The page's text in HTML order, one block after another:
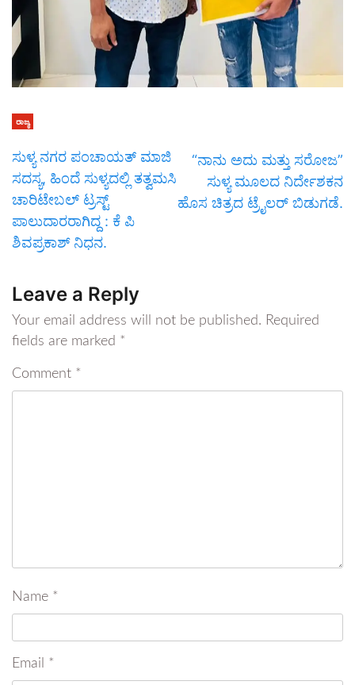
ರಾಜ್ಯ
ಸುಳ್ಯ ನಗರ ಪಂಚಾಯತ್ ಮಾಜಿ
ಸದಸ್ಯ, ಹಿಂದೆ ಸುಳ್ಯದಲ್ಲಿ ತತ್ವಮಸಿ
ಚಾರಿಟೇಬಲ್ ಟ್ರಸ್ಟ್
ಪಾಲುದಾರರಾಗಿದ್ದ : ಕೆ ಪಿ
ಶಿವಪ್ರಕಾಶ್ ನಿಧನ.
“ನಾನು ಅದು ಮತ್ತು ಸರೋಜ”
ಸುಳ್ಯ ಮೂಲದ ನಿರ್ದೇಶಕನ
ಹೊಸ ಚಿತ್ರದ ಟ್ರೈಲರ್ ಬಿಡುಗಡೆ.
Leave a Reply
Your email address will not be published. Required
fields are marked *
Comment *
Name *
Email *